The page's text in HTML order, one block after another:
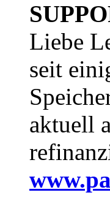
Liebe
seit
aktuell